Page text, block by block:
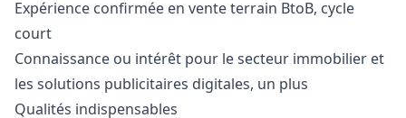
Expérience confirmée en vente terrain BtoB, cycle
court
Connaissance ou intérêt pour le secteur immobilier et
les solutions publicitaires digitales, un plus
Qualités indispensables